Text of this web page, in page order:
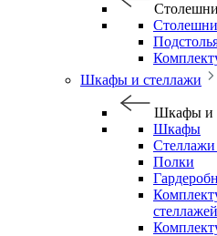
Шкафы и стеллажи
Шкафы и
Шкафы
Стеллажи
Полки
стеллажей